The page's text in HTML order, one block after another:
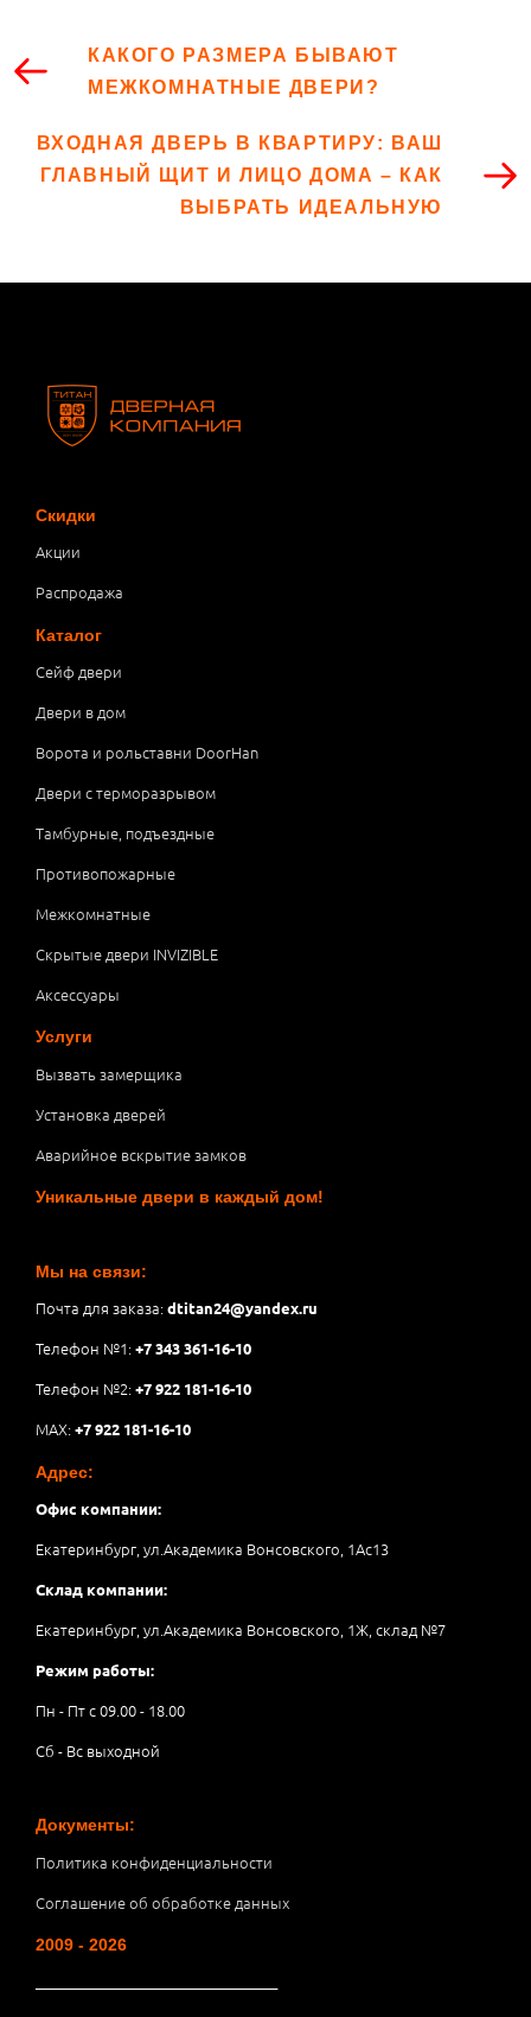
КАКОГО РАЗМЕРА БЫВАЮТ
МЕЖКОМНАТНЫЕ ДВЕРИ?
ВХОДНАЯ ДВЕРЬ В КВАРТИРУ: ВАШ
ГЛАВНЫЙ ЩИТ И ЛИЦО ДОМА – КАК
ВЫБРАТЬ ИДЕАЛЬНУЮ
Скидки
Акции
Распродажа
Каталог
Сейф двери
Двери в дом
Ворота и рольставни DoorHan
Двери с терморазрывом
Тамбурные, подъездные
Противопожарные
Межкомнатные
Скрытые двери INVIZIBLE
Аксессуары
Услуги
Вызвать замерщика
Установка дверей
Аварийное вскрытие замков
Уникальные двери в каждый дом!
Мы на связи:
Почта для заказа:dtitan24@yandex.ru
Телефон №1:+7 343 361-16-10
Телефон №2:+7 922 181-16-10
MAX:+7 922 181-16-10
Адрес:
Офис компании:
Екатеринбург, ул.Академика Вонсовского, 1Аc13
Склад компании:
Екатеринбург, ул.Академика Вонсовского, 1Ж, склад №7
Режим работы:
Пн - Пт с 09.00 - 18.00
Сб - Вс выходной
Документы:
Политика конфиденциальности
Соглашение об обработке данных
2009 - 2026